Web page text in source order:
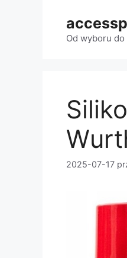
Od wyboru
2025-07-17